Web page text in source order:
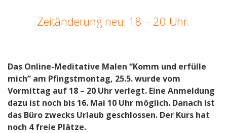
Zeitänderung neu: 18 – 20 Uhr.
Das Online-Meditative Malen “Komm und erfülle
mich” am Pfingstmontag, 25.5. wurde vom
Vormittag auf 18 – 20 Uhr verlegt. Eine Anmeldung
dazu ist noch bis 16. Mai 10 Uhr möglich. Danach ist
das Büro zwecks Urlaub geschlossen. Der Kurs hat
noch 4 freie Plätze.